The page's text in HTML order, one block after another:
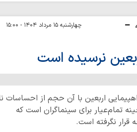
چهارشنبه ۱۵ مرداد ۱۴۰۴ - ۱۵:۰۰
نرسیده است
اربعین با آن حجم از احساسات
تمام‌عیار برای سینماگران است که
قرار نگرفته است.